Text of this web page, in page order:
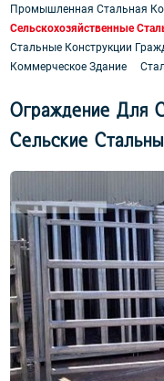
Промышленная Стальная
Сельскохозяйственные
Стальные Конструкции
Коммерческое Здание
Ограждение Для
Сельские